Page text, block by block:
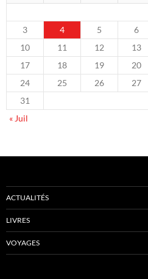
3
4 5 6
10
11 12 13
17
18 19 20
24
25 26 27
31
« Juil
ACTUALITÉS
LIVRES
VOYAGES